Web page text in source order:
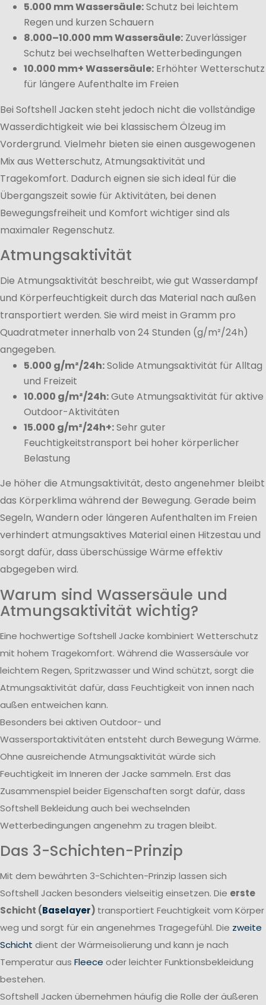
5.000 mm Wassersäule:Schutz bei leichtem
Regen und kurzen Schauern
8.000–10.000 mm Wassersäule: Zuverlässiger
Schutz bei wechselhaften Wetterbedingungen
10.000 mm+ Wassersäule: Erhöhter Wetterschutz
für längere Aufenthalte im Freien
Bei Softshell Jacken steht jedoch nicht die vollständige
Wasserdichtigkeit wie bei klassischem Ölzeug im
Vordergrund. Vielmehr bieten sie einen ausgewogenen
Mix aus Wetterschutz, Atmungsaktivität und
Tragekomfort. Dadurch eignen sie sich ideal für die
Übergangszeit sowie für Aktivitäten, bei denen
Bewegungsfreiheit und Komfort wichtiger sind als
maximaler Regenschutz.
Atmungsaktivität
Die Atmungsaktivität beschreibt, wie gut Wasserdampf
und Körperfeuchtigkeit durch das Material nach außen
transportiert werden. Sie wird meist in Gramm pro
Quadratmeter innerhalb von 24 Stunden (g/m²/24h)
angegeben.
5.000 g/m²/24h:Solide Atmungsaktivität für Alltag
und Freizeit
10.000 g/m²/24h:Gute Atmungsaktivität für aktive
Outdoor-Aktivitäten
15.000 g/m²/24h+:Sehr guter
Feuchtigkeitstransport bei hoher körperlicher
Belastung
Je höher die Atmungsaktivität, desto angenehmer bleibt
das Körperklima während der Bewegung. Gerade beim
Segeln, Wandern oder längeren Aufenthalten im Freien
verhindert atmungsaktives Material einen Hitzestau und
sorgt dafür, dass überschüssige Wärme effektiv
abgegeben wird.
Warum sind Wassersäule und
Atmungsaktivität wichtig?
Eine hochwertige Softshell Jacke kombiniert Wetterschutz
mit hohem Tragekomfort. Während die Wassersäule vor
leichtem Regen, Spritzwasser und Wind schützt, sorgt die
Atmungsaktivität dafür, dass Feuchtigkeit von innen nach
außen entweichen kann.
Besonders bei aktiven Outdoor- und
Wassersportaktivitäten entsteht durch Bewegung Wärme.
Ohne ausreichende Atmungsaktivität würde sich
Feuchtigkeit im Inneren der Jacke sammeln. Erst das
Zusammenspiel beider Eigenschaften sorgt dafür, dass
Softshell Bekleidung auch bei wechselnden
Wetterbedingungen angenehm zu tragen bleibt.
Das 3-Schichten-Prinzip
Mit dem bewährten 3-Schichten-Prinzip lassen sich
Softshell Jacken besonders vielseitig einsetzen. Die erste
Schicht (Baselayer) transportiert Feuchtigkeit vom Körper
weg und sorgt für ein angenehmes Tragegefühl. Die zweite
Schicht dient der Wärmeisolierung und kann je nach
Temperatur aus Fleece oder leichter Funktionsbekleidung
bestehen.
Softshell Jacken übernehmen häufig die Rolle der äußeren